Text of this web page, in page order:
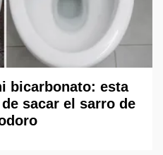
bicarbonato: esta
sacar el sarro de